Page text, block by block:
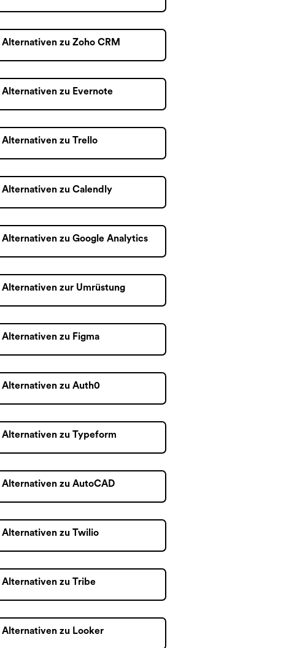
Alternativen zu Zoho CRM
Alternativen zu Evernote
Alternativen zu Trello
Alternativen zu Calendly
Alternativen zu Google Analytics
Alternativen zur Umrüstung
Alternativen zu Figma
Alternativen zu Auth0
Alternativen zu Typeform
Alternativen zu AutoCAD
Alternativen zu Twilio
Alternativen zu Tribe
Alternativen zu Looker